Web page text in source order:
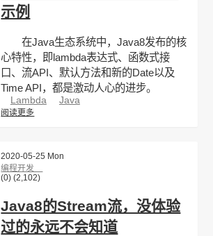
示例
在Java生态系统中，Java8发布的核
心特性，即lambda表达式、函数式接
口、流API、默认方法和新的Date以及
Time API，都是激动人心的进步。
Lambda Java
阅读更多
2020-05-25 Mon
编程开发
(0) (2,102)
Java8的Stream流，没体验
过的永远不会知道